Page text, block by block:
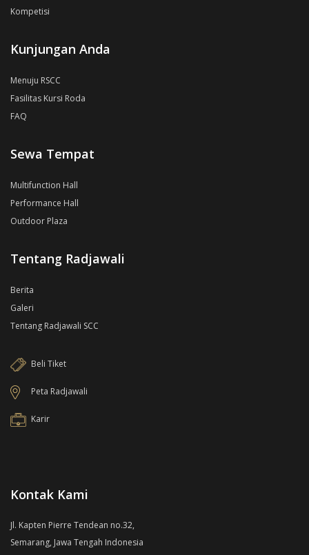
Kompetisi
Kunjungan Anda
Menuju RSCC
Fasilitas Kursi Roda
FAQ
Sewa Tempat
Multifunction Hall
Performance Hall
Outdoor Plaza
Tentang Radjawali
Berita
Galeri
Tentang Radjawali SCC
Beli Tiket
Peta Radjawali
Karir
Kontak Kami
Jl. Kapten Pierre Tendean no.32,
Semarang, Jawa Tengah Indonesia